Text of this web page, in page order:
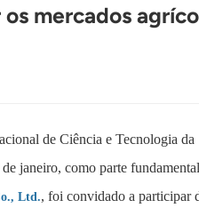
mercados
de Ciência e Tecnologia da
janeiro, como parte
Ltd., foi convidado a participar